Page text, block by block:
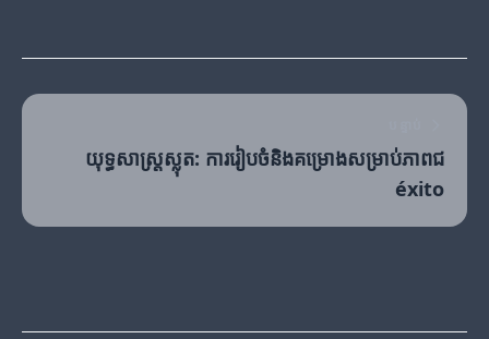
យុទ្ធសាស្ត្រស្លុត: ការរៀបចំនិងគម្រោងសម្រាប់ភាពជ
éxito